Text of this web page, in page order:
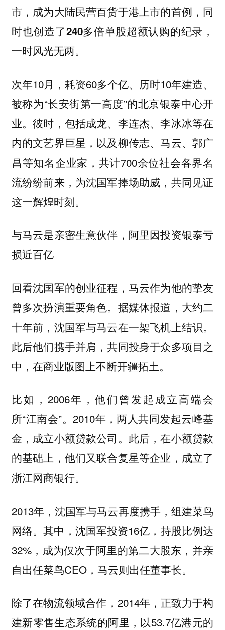
市，成为大陆民营百货于港上市的首例，同
时也创造了240多倍单股超额认购的纪录，
一时风光无两。
次年10月，耗资60多个亿、历时10年建造、
被称为“长安街第一高度”的北京银泰中心开
业。彼时，包括成龙、李连杰、李冰冰等在
内的文艺界巨星，以及柳传志、马云、郭广
昌等知名企业家，共计700余位社会各界名
流纷纷前来，为沈国军捧场助威，共同见证
这一辉煌时刻。
与马云是亲密生意伙伴，阿里因投资银泰亏
损近百亿
回看沈国军的创业征程，马云作为他的挚友
曾多次扮演重要角色。据媒体报道，大约二
十年前，沈国军与马云在一架飞机上结识。
此后他们携手并肩，共同投身于众多项目之
中，在商业版图上不断开疆拓土。
比如，2006年，他们曾发起成立高端会
所“江南会”。2010年，两人共同发起云峰基
金，成立小额贷款公司。此后，在小额贷款
的基础上，他们又联合复星等企业，成立了
浙江网商银行。
2013年，沈国军与马云再度携手，组建菜鸟
网络。其中，沈国军投资16亿，持股比例达
32%，成为仅次于阿里的第二大股东，并亲
自出任菜鸟CEO，马云则出任董事长。
除了在物流领域合作，2014年，正致力于构
建新零售生态系统的阿里，以53.7亿港元的